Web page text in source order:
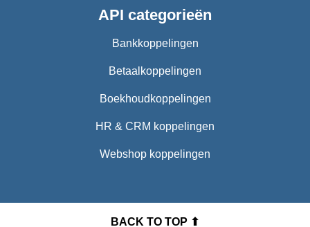
API categorieën
Bankkoppelingen
Betaalkoppelingen
Boekhoudkoppelingen
HR & CRM koppelingen
Webshop koppelingen
BACK TO TOP ⬆